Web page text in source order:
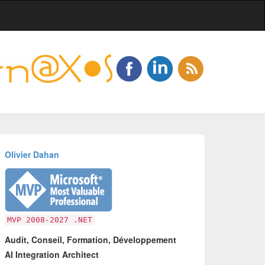
Olivier Dahan
MVP 2008-2027 .NET
Audit, Conseil, Formation, Développement
AI Integration Architect